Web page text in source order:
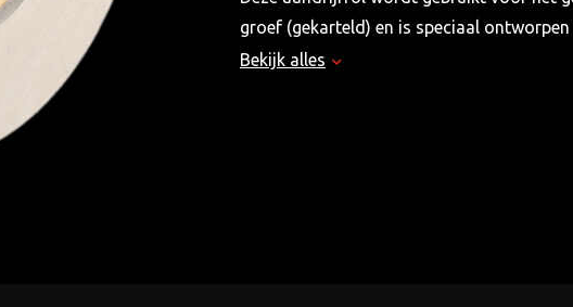
groef (gekarteld) en is speciaal
diameter van Ø 0.6 t/m 1.6 mm. Het zorgt
Bekijk alles